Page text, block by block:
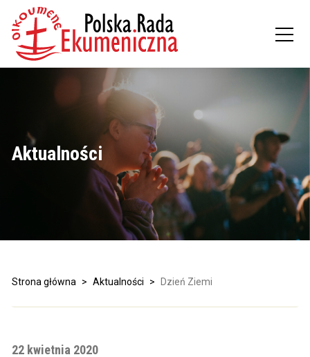
Aktualności
Strona główna > Aktualności > Dzień Ziemi
22 kwietnia 2020